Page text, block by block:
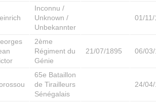
Inconnu /
Unknown /
Unbekannter
01/
2ème
Régiment du
Génie
21/07/1895 06/
65e Bataillon
de Tirailleurs
Sénégalais
24/